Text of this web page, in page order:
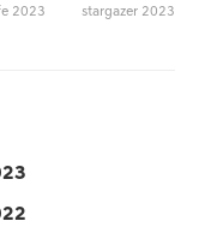
2023
stargazer 2023